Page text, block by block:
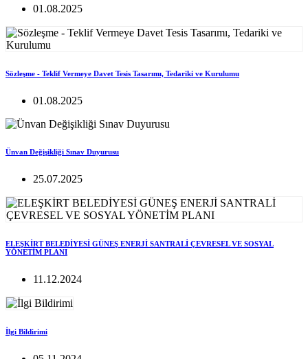
01.08.2025
Sözleşme - Teklif Vermeye Davet Tesis Tasarımı, Tedariki ve Kurulumu
01.08.2025
Ünvan Değişikliği Sınav Duyurusu
25.07.2025
ELEŞKİRT BELEDİYESİ GÜNEŞ ENERJİ SANTRALİ ÇEVRESEL VE SOSYAL
YÖNETİM PLANI
11.12.2024
İlgi Bildirimi